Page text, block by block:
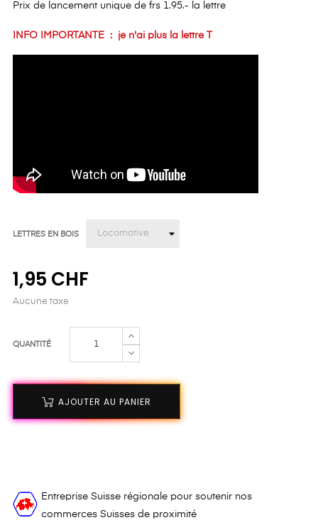
Prix de lancement unique de frs 1.95.- la lettre
INFO IMPORTANTE : je n'ai plus la lettre T
LETTRES EN BOIS
1,95 CHF
Aucune taxe
QUANTITÉ
AJOUTER AU PANIER
Entreprise Suisse régionale pour soutenir nos
commerces Suisses de proximité